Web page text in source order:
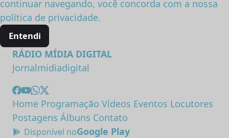
continuar navegando, você concorda com a nossa
política de privacidade.
Entendi
RÁDIO MÍDIA DIGITAL
Jornalmidiadigital
Home Programação Vídeos Eventos Locutores
Postagens Álbuns Contato
Disponível noGoogle Play